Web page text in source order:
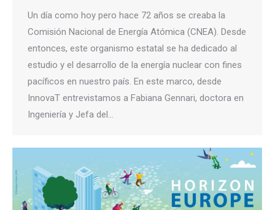
Un día como hoy pero hace 72 años se creaba la
Comisión Nacional de Energía Atómica (CNEA). Desde
entonces, este organismo estatal se ha dedicado al
estudio y el desarrollo de la energía nuclear con fines
pacíficos en nuestro país. En este marco, desde
InnovaT entrevistamos a Fabiana Gennari, doctora en
Ingeniería y Jefa del…